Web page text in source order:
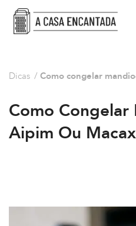
Dicas / Como congelar
Como Congelar
Aipim Ou